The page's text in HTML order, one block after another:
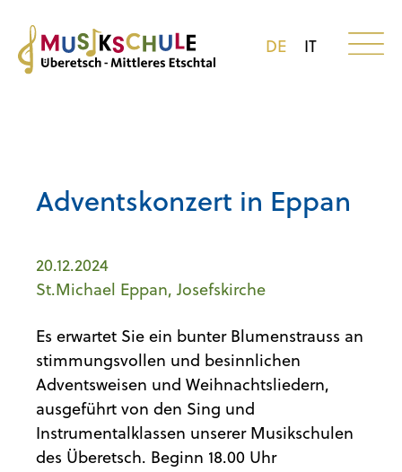
DE IT
Adventskonzert in Eppan
20.12.2024
St.Michael Eppan, Josefskirche
Es erwartet Sie ein bunter Blumenstrauss an
stimmungsvollen und besinnlichen
Adventsweisen und Weihnachtsliedern,
ausgeführt von den Sing und
Instrumentalklassen unserer Musikschulen
des Überetsch. Beginn 18.00 Uhr